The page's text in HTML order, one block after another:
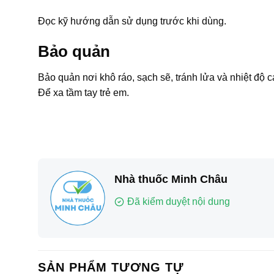
Đọc kỹ hướng dẫn sử dụng trước khi dùng.
Bảo quản
Bảo quản nơi khô ráo, sạch sẽ, tránh lửa và nhiệt độ
Để xa tầm tay trẻ em.
Nhà thuốc Minh Châu
Đã kiểm duyệt nội dung
SẢN PHẨM TƯƠNG TỰ